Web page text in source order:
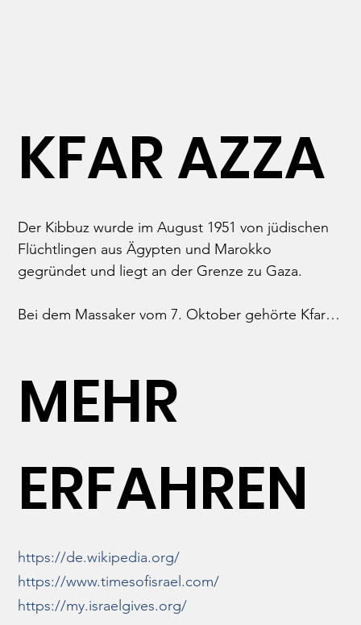
KFAR AZZA
Der Kibbuz wurde im August 1951 von jüdischen
Flüchtlingen aus Ägypten und Marokko
gegründet und liegt an der Grenze zu Gaza.
Bei dem Massaker vom 7. Oktober gehörte Kfar
zahlreiche verschleppt. Häuser und Autos wurden
mit Panzerfäusten zerstört oder angezündet.
verwüstete Stätte, wo niemand mehr wohnt, mit
ungewisser Zukunft, eine Art lebendiges Museum.
Ein Besuch hier kann nur mit spezieller Erlaubnis
Einheimischen abgestattet werden.
MEHR
ERFAHREN
https://de.wikipedia.org/
https://www.timesofisrael.com/
https://my.israelgives.org/